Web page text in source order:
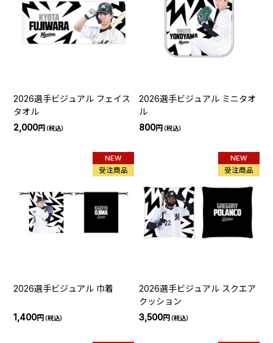
2026選手ビジュアル フェイス
タオル
2,000円（税込）
2026選手ビジュアル ミニタオ
ル
800円（税込）
NEW
受注商品
2026選手ビジュアル 巾着
1,400円（税込）
NEW
受注商品
2026選手ビジュアル スクエア
クッション
3,500円（税込）